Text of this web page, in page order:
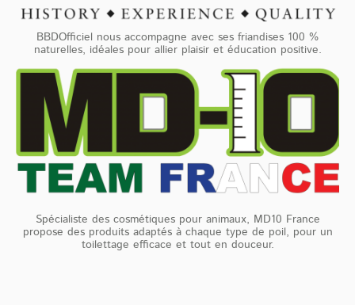
BBDOfficiel nous accompagne avec ses friandises 100 %
naturelles, idéales pour allier plaisir et éducation positive.
Spécialiste des cosmétiques pour animaux, MD10 France
propose des produits adaptés à chaque type de poil, pour un
toilettage efficace et tout en douceur.